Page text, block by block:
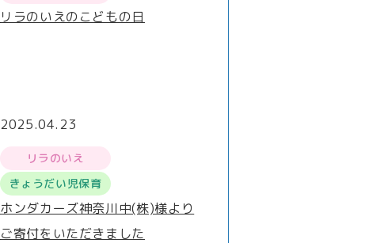
リラのいえのこどもの日
2025.04.23
リラのいえ
きょうだい児保育
ホンダカーズ神奈川中(株)様より
ご寄付をいただきました